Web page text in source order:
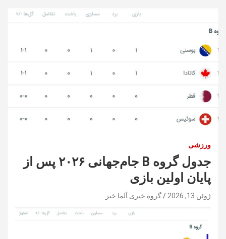
ورزشی
جدول گروه B جام‌جهانی ۲۰۲۶ پس از
پایان اولین بازی
ژوئن 13, 2026 گروه خبری آلما خبر